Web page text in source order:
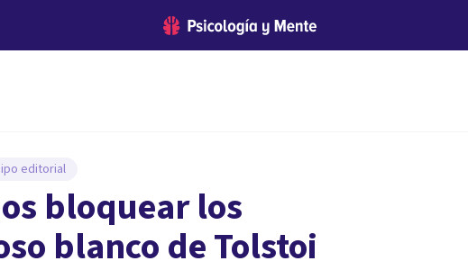
editorial
bloquear los
blanco de Tolstoi